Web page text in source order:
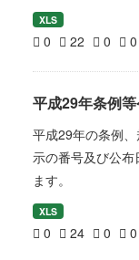
XLS
0 22 0 0
平成29年条例
平成29年の条例
示の番号及び公布
ます。
XLS
0 24 0 0